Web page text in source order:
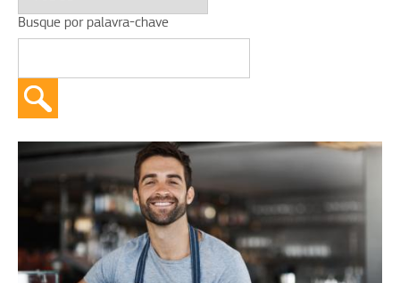
Busque por palavra-chave